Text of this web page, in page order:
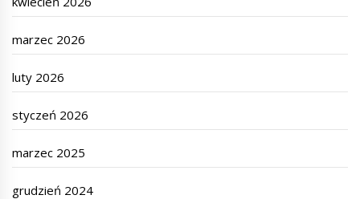
marzec 2026
luty 2026
styczeń 2026
marzec 2025
grudzień 2024